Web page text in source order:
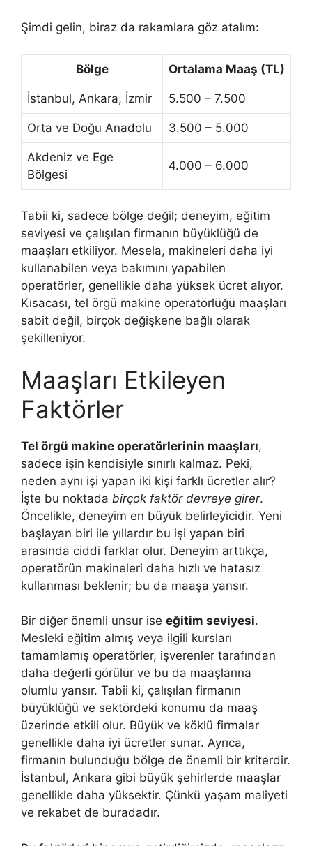
Şimdi gelin, biraz da rakamlara göz atalım:
Bölge Ortalama Maaş (TL)
İstanbul, Ankara, İzmir 5.500 – 7.500
Orta ve Doğu Anadolu 3.500 – 5.000
Akdeniz ve Ege
Bölgesi
4.000 – 6.000
Tabii ki, sadece bölge değil; deneyim, eğitim
seviyesi ve çalışılan firmanın büyüklüğü de
maaşları etkiliyor. Mesela, makineleri daha iyi
kullanabilen veya bakımını yapabilen
operatörler, genellikle daha yüksek ücret alıyor.
Kısacası, tel örgü makine operatörlüğü maaşları
sabit değil, birçok değişkene bağlı olarak
şekilleniyor.
Maaşları Etkileyen
Faktörler
Tel örgü makine operatörlerinin maaşları,
sadece işin kendisiyle sınırlı kalmaz. Peki,
neden aynı işi yapan iki kişi farklı ücretler alır?
İşte bu noktada birçok faktör devreye girer.
Öncelikle, deneyim en büyük belirleyicidir. Yeni
başlayan biri ile yıllardır bu işi yapan biri
arasında ciddi farklar olur. Deneyim arttıkça,
operatörün makineleri daha hızlı ve hatasız
kullanması beklenir; bu da maaşa yansır.
Bir diğer önemli unsur ise eğitim seviyesi.
Mesleki eğitim almış veya ilgili kursları
tamamlamış operatörler, işverenler tarafından
daha değerli görülür ve bu da maaşlarına
olumlu yansır. Tabii ki, çalışılan firmanın
büyüklüğü ve sektördeki konumu da maaş
üzerinde etkili olur. Büyük ve köklü firmalar
genellikle daha iyi ücretler sunar. Ayrıca,
firmanın bulunduğu bölge de önemli bir kriterdir.
İstanbul, Ankara gibi büyük şehirlerde maaşlar
genellikle daha yüksektir. Çünkü yaşam maliyeti
ve rekabet de buradadır.